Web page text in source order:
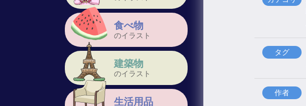
食べ物
のイラスト
建築物
のイラスト
生活用品
タグ
作者